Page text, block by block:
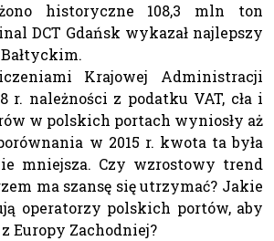
historyczne 108,3 mln ton
DCT Gdańsk wykazał najlepszy
Krajowej Administracji
r. należności z podatku VAT, cła i
w polskich portach wyniosły aż
w 2015 r. kwota ta była
mniejsza. Czy wzrostowy trend
ma szansę się utrzymać? Jakie
operatorzy polskich portów, aby
Europy Zachodniej?